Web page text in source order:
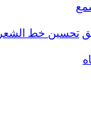
تحسين خط الشعر